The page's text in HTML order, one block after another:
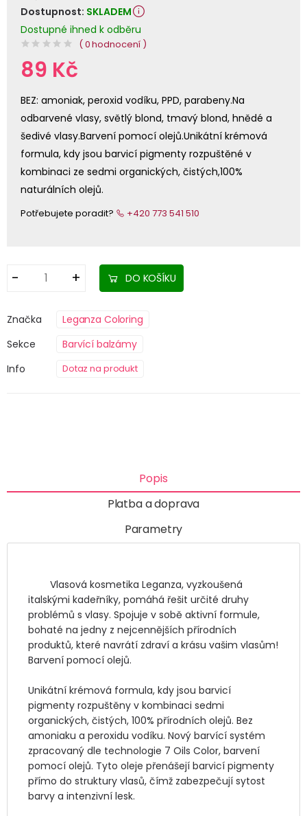
Dostupnost: SKLADEM
Dostupné ihned k odběru
( 0 hodnocení )
89 Kč
BEZ: amoniak, peroxid vodíku, PPD, parabeny.Na
odbarvené vlasy, světlý blond, tmavý blond, hnědé a
šedivé vlasy.Barvení pomocí olejů.Unikátní krémová
formula, kdy jsou barvicí pigmenty rozpuštěné v
kombinaci ze sedmi organických, čistých,100%
naturálních olejů.
Potřebujete poradit? +420 773 541 510
DO KOŠÍKU
Značka
Leganza Coloring
Sekce
Barvící balzámy
Info
Dotaz na produkt
Popis
Platba a doprava
Parametry
italskými kadeřníky, pomáhá řešit určité druhy
problémů s vlasy. Spojuje v sobě aktivní formule,
bohaté na jedny z nejcennějších přírodních
produktů, které navrátí zdraví a krásu vašim vlasům!
Barvení pomocí olejů.
Unikátní krémová formula, kdy jsou barvicí
pigmenty rozpuštěny v kombinaci sedmi
organických, čistých, 100% přírodních olejů. Bez
amoniaku a peroxidu vodíku. Nový barvící systém
zpracovaný dle technologie 7 Oils Color, barvení
pomocí olejů. Tyto oleje přenášejí barvicí pigmenty
přímo do struktury vlasů, čímž zabezpečují sytost
barvy a intenzivní lesk.